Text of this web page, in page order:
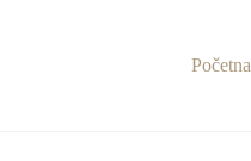
Početna